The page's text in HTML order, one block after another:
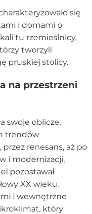
się
i domami o
tu rzemieślnicy,
tworzyli
pruskiej stolicy.
na przestrzeni
swoje oblicze,
trendów
renesans, aż po
i modernizacji,
pozostawał
XX wieku.
i wewnętrzne
który